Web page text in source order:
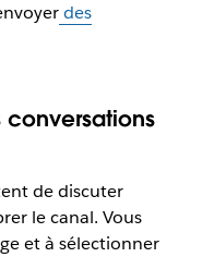
des
conversations
de discuter
le canal. Vous
et à sélectionner